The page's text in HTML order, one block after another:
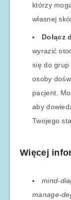
którzy
własnej
Dołącz
wyrazić
się do grup
osoby
pacjent.
aby
Twojego
Więcej
mind-
manage-